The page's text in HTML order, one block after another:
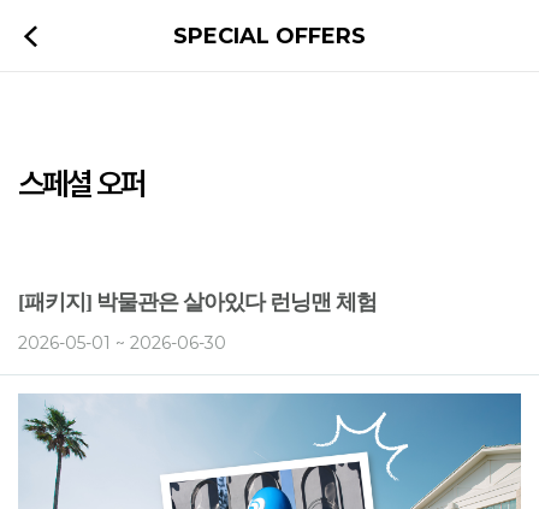
SPECIAL OFFERS
스페셜 오퍼
[패키지] 박물관은 살아있다 런닝맨 체험
2026-05-01 ~ 2026-06-30